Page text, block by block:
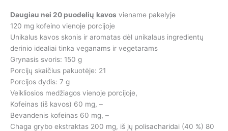
Daugiau nei 20 puodelių kavos viename pakelyje
120 mg kofeino vienoje porcijoje
Unikalus kavos skonis ir aromatas dėl unikalaus ingredientų
derinio idealiai tinka veganams ir vegetarams
Grynasis svoris: 150 g
Porcijų skaičius pakuotėje: 21
Porcijos dydis: 7 g
Veikliosios medžiagos vienoje porcijoje,
Kofeinas (iš kavos) 60 mg, –
Bevandenis kofeinas 60 mg, –
Chaga grybo ekstraktas 200 mg, iš jų polisacharidai (40 %) 80